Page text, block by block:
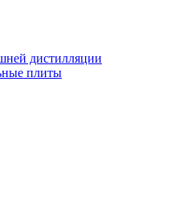
дистилляции
плиты